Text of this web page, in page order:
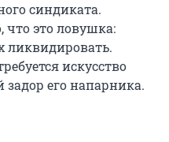
синдиката.
что это ловушка:
ликвидировать.
искусство
задор его напарника.